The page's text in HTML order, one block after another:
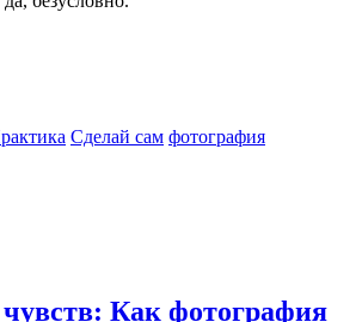
Сделай сам фотография
Как фотография